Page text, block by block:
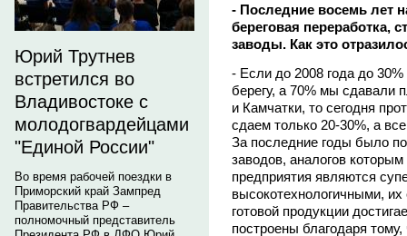
Юрий Трутнев
встретился во
Владивостоке с
молодогвардейцами
"Единой России"
Во время рабочей поездки в
Приморский край Зампред
Правительства РФ –
полномочный представитель
- Последние восемь лет
береговая переработка,
заводы. Как это
- Если до 2008 года до
берегу, а 70% мы сдавали
и Камчатки, то сегодня
сдаем только 20-30%, а
За последние годы было
заводов, аналогов
предприятия являются
высокотехнологичными,
готовой продукции
построены благодаря